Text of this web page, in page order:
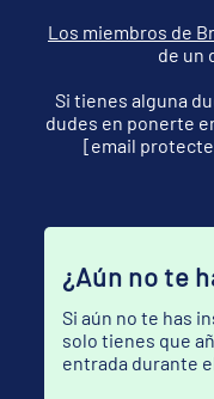
Los miembros de
de un
Si tienes alguna
dudes en ponerte
[email
¿Aún no te
Si aún no te has
solo tienes que
entrada durante